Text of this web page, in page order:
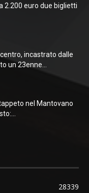
2.200 euro due biglietti
incastrato dalle
un 23enne...
nel Mantovano
28339